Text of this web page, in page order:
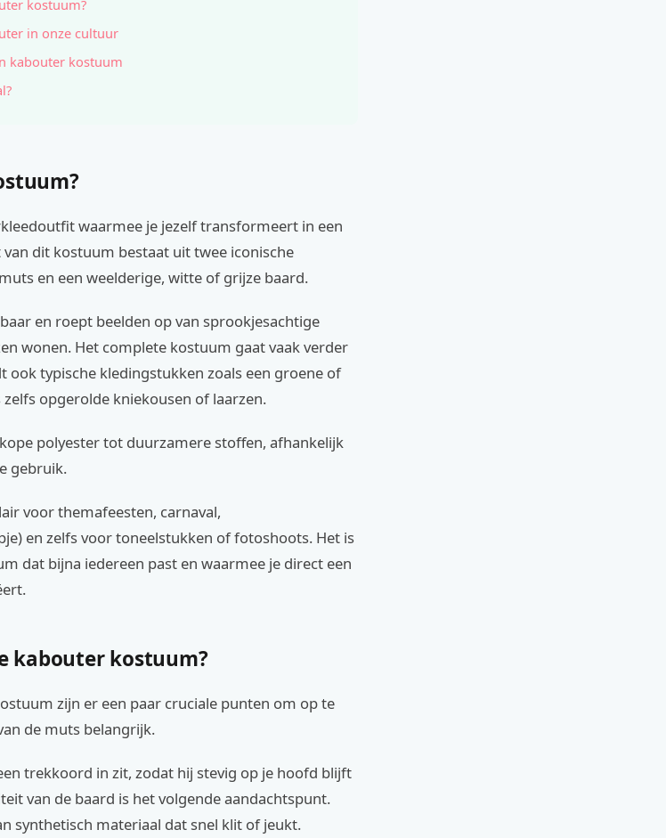
kostuum?
in onze cultuur
kabouter kostuum
waarmee je jezelf transformeert in een
dit kostuum bestaat uit twee iconische
en een weelderige, witte of grijze baard.
en roept beelden op van sprookjesachtige
wonen. Het complete kostuum gaat vaak verder
ook typische kledingstukken zoals een groene of
opgerolde kniekousen of laarzen.
polyester tot duurzamere stoffen, afhankelijk
gebruik.
voor themafeesten, carnaval,
en zelfs voor toneelstukken of fotoshoots. Het is
dat bijna iedereen past en waarmee je direct een
kabouter kostuum?
zijn er een paar cruciale punten om op te
de muts belangrijk.
trekkoord in zit, zodat hij stevig op je hoofd blijft
van de baard is het volgende aandachtspunt.
synthetisch materiaal dat snel klit of jeukt.